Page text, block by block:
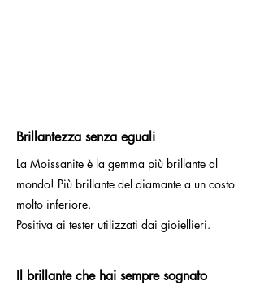
Brillantezza senza eguali
La Moissanite è la gemma più brillante al
mondo! Più brillante del diamante a un costo
molto inferiore.
Positiva ai tester utilizzati dai gioiellieri.
Il brillante che hai sempre sognato